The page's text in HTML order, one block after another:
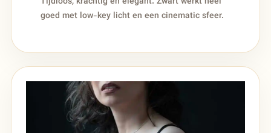
goed met low-key licht en een cinematic sfeer.